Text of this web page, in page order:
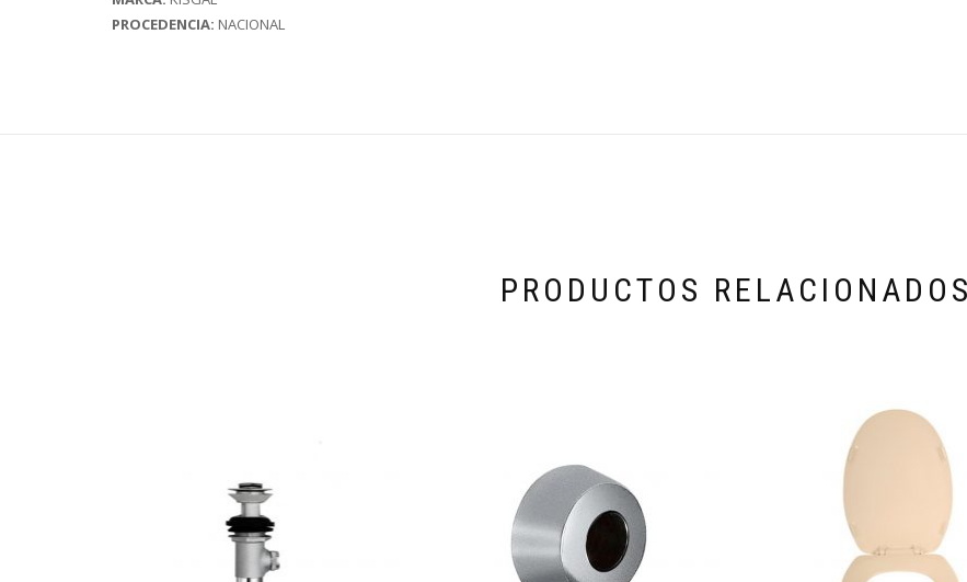
PROCEDENCIA: NACIONAL
PRODUCTOS RELACIONADOS